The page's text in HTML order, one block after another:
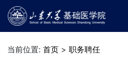
当前位置: 首页 > 职务聘任